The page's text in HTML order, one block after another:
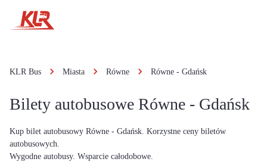
KLR Bus Miasta Równe Równe - Gdańsk
Bilety autobusowe Równe - Gdańsk
Kup bilet autobusowy Równe - Gdańsk. Korzystne ceny biletów
autobusowych.
Wygodne autobusy. Wsparcie całodobowe.